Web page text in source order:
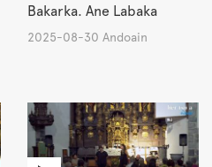
Bakarka. Ane Labaka
2025-08-30 Andoain